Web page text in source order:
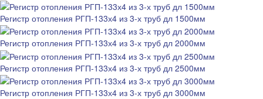
Регистр отопления РГП-133х4 из 3-х труб дл 1500мм
Регистр отопления РГП-133х4 из 3-х труб дл 2000мм
Регистр отопления РГП-133х4 из 3-х труб дл 2500мм
Регистр отопления РГП-133х4 из 3-х труб дл 3000мм